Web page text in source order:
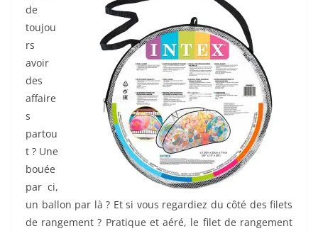
de
toujou
rs
avoir
des
affaire
s
partou
t ? Une
bouée
par ci,
un ballon par là ? Et si vous regardiez du côté des filets
de rangement ? Pratique et aéré, le filet de rangement